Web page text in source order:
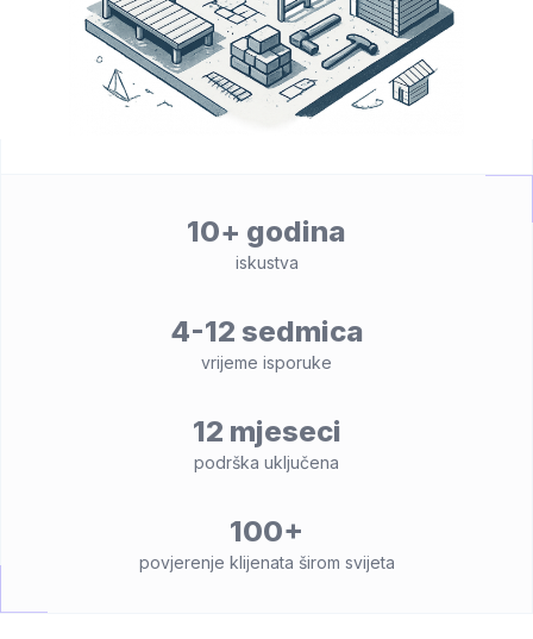
10+ godina
iskustva
4-12 sedmica
vrijeme isporuke
12 mjeseci
podrška uključena
100+
povjerenje klijenata širom svijeta